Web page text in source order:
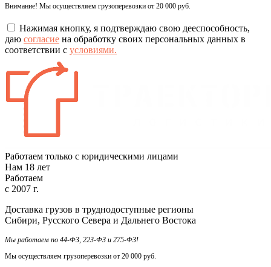
Внимание! Мы осуществляем грузоперевозки от 20 000 руб.
Нажимая кнопку, я подтверждаю свою дееспособность,
даю согласие на обработку своих персональных данных в
соответствии с условиями.
Работаем только с юридическими лицами
Нам 18 лет
Работаем
с 2007 г.
Доставка грузов в труднодоступные регионы
Сибири, Русского Севера и Дальнего Востока
Мы работаем по 44-ФЗ, 223-ФЗ и 275-ФЗ!
Мы осуществляем грузоперевозки от 20 000 руб.